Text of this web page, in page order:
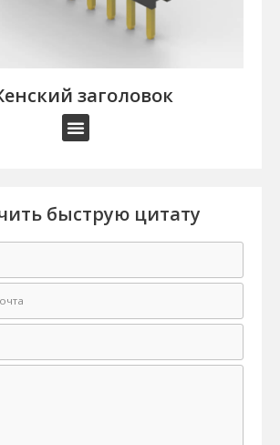
заголовок
быструю цитату